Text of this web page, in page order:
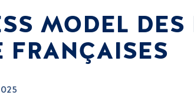
MODEL DES
FRANÇAISES